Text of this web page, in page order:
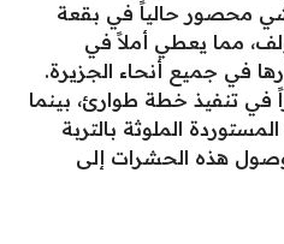
محصور حالياً في بقعة
مما يعطي أملاً في
في جميع أنحاء الجزيرة.
في تنفيذ خطة طوارئ، بينما
الملوثة بالتربة
هذه الحشرات إلى